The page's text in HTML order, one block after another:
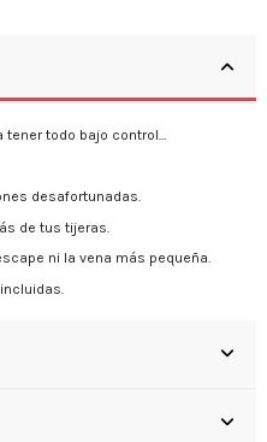
tener todo bajo control…
desafortunadas.
de tus tijeras.
ni la vena más pequeña.